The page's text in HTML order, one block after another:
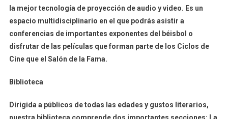
la mejor tecnología de proyección de audio y video. Es un
espacio multidisciplinario en el que podrás asistir a
conferencias de importantes exponentes del béisbol o
disfrutar de las películas que forman parte de los Ciclos de
Cine que el Salón de la Fama.
Biblioteca
Dirigida a públicos de todas las edades y gustos literarios,
nuestra biblioteca comprende dos importantes secciones: La